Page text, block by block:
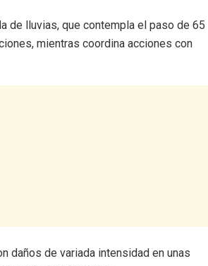
de lluvias, que contempla el paso de 65
mientras coordina acciones con
daños de variada intensidad en unas